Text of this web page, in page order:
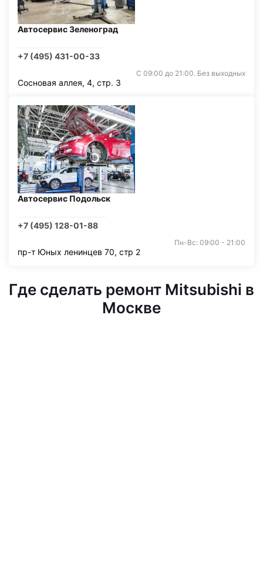
Автосервис Зеленоград
+7 (495) 431-00-33
С 09:00 до 21:00. Без выходных
Сосновая аллея, 4, стр. 3
Автосервис Подольск
+7 (495) 128-01-88
Пн-Вс: 09:00 - 21:00
пр-т Юных ленинцев 70, стр 2
Где сделать ремонт Mitsubishi в
Москве